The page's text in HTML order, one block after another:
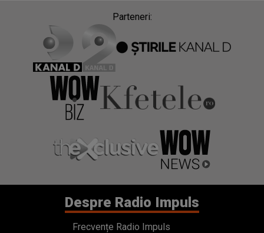
Parteneri:
Despre Radio Impuls
Frecvențe Radio Impuls